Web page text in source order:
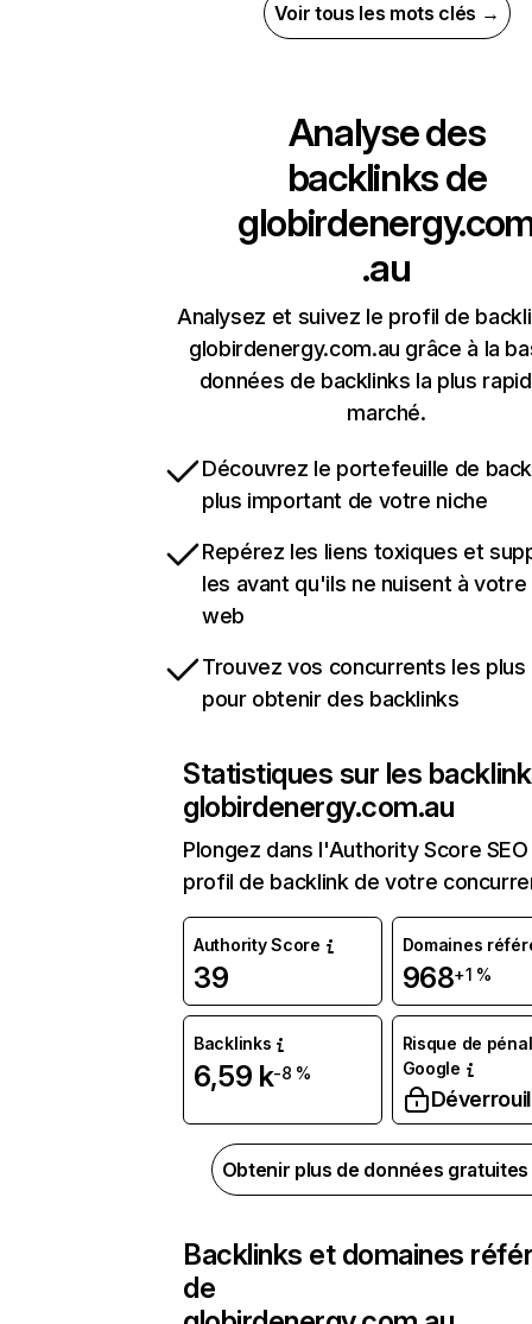
Voir tous les mots clés →
Analyse des
backlinks de
.au
Analysez et suivez le profil de
globirdenergy.com.au grâce à la
données de backlinks la plus
marché.
Découvrez le portefeuille de
plus important de votre niche
Repérez les liens toxiques et
les avant qu'ils ne nuisent à
web
Trouvez vos concurrents les
pour obtenir des backlinks
Statistiques sur les
globirdenergy.com.au
Plongez dans l'Authority Score
profil de backlink de votre
Authority Score
39
Domaines
968+1 %
Backlinks
6,59 k-8 %
Risque de
Google
Obtenir plus de données
Backlinks et domaines
de